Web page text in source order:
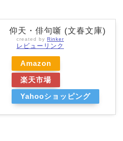
仰天・俳句噺 (文春文庫)
created by Rinker
レビューリンク
Amazon
楽天市場
Yahooショッピング